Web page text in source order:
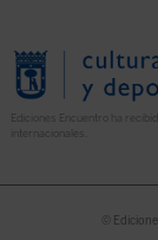
Ediciones Encuentro ha
©